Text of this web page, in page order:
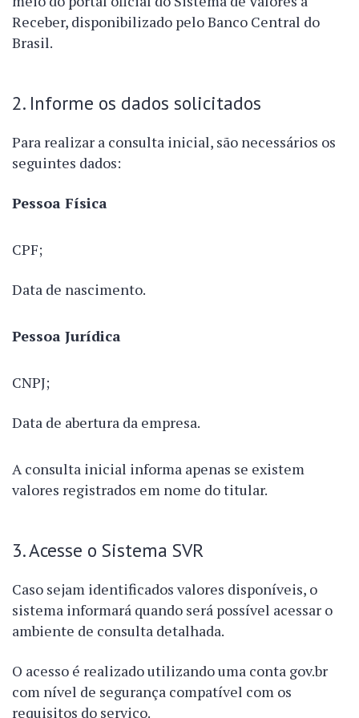
Receber, disponibilizado pelo Banco Central do
Brasil.
2. Informe os dados solicitados
Para realizar a consulta inicial, são necessários os
seguintes dados:
Pessoa Física
CPF;
Data de nascimento.
Pessoa Jurídica
CNPJ;
Data de abertura da empresa.
A consulta inicial informa apenas se existem
valores registrados em nome do titular.
3. Acesse o Sistema SVR
Caso sejam identificados valores disponíveis, o
sistema informará quando será possível acessar o
ambiente de consulta detalhada.
O acesso é realizado utilizando uma conta gov.br
com nível de segurança compatível com os
requisitos do serviço.